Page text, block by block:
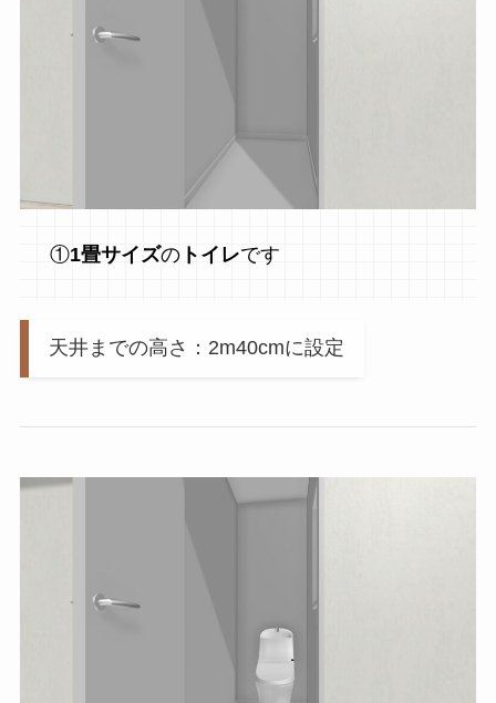
①1畳サイズのトイレです
天井までの高さ：2m40cmに設定